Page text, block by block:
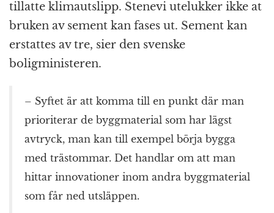
tillatte klimautslipp. Stenevi utelukker ikke at
bruken av sement kan fases ut. Sement kan
erstattes av tre, sier den svenske
boligministeren.
– Syftet är att komma till en punkt där man
prioriterar de byggmaterial som har lägst
avtryck, man kan till exempel börja bygga
med trästommar. Det handlar om att man
hittar innovationer inom andra byggmaterial
som får ned utsläppen.